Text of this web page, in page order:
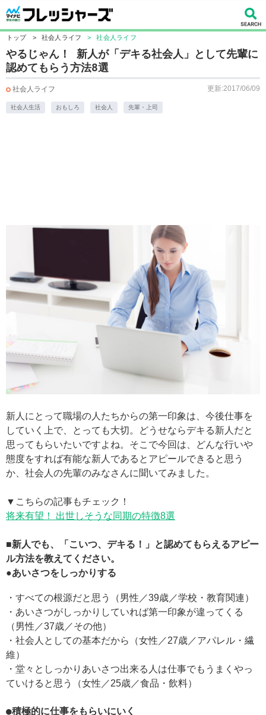
トップ > 社会人ライフ > 社会人ライフ
やるじゃん！ 新人が「デキる社会人」として先輩に
認めてもらう方法8選
社会人ライフ 更新:2017/06/09
社会人生活 おもしろ 社会人 先輩・上司
新人にとって職場の人たちからの第一印象は、今後仕事を
していく上で、とっても大切。どうせならデキる新人だと
思ってもらいたいですよね。そこで今回は、どんな行いや
態度をすれば有能な新人であるとアピールできると思う
か、社会人の先輩のみなさんに聞いてみました。
▼こちらの記事もチェック！
将来有望！ 出世しそうな同期の特徴8選
■新人でも、「こいつ、デキる！」と認めてもらえるアピー
ル方法を教えてください。
●あいさつをしっかりする
・すべての根源だと思う（男性／39歳／学校・教育関連）
・あいさつがしっかりしていれば第一印象が違ってくる
（男性／37歳／その他）
・社会人としての基本だから（女性／27歳／アパレル・繊
維）
・堂々としっかりあいさつ出来る人は仕事でもうまくやっ
ていけると思う（女性／25歳／食品・飲料）
●積極的に仕事をもらいにいく